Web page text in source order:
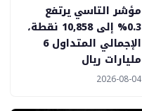
مؤشر التاسي يرتفع
0.3% إلى 10,858 نقطة،
الإجمالي المتداول 6
مليارات ريال
2026-08-04